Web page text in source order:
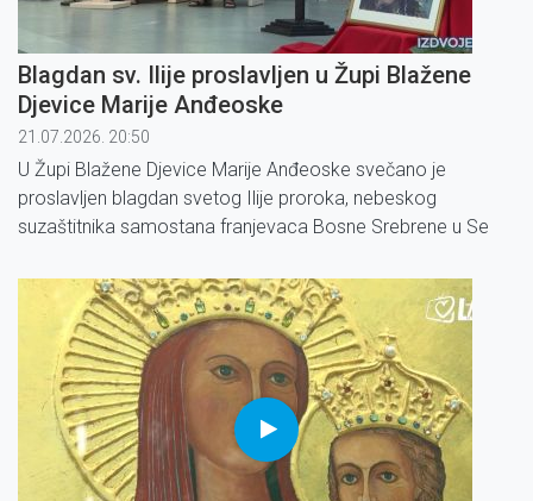
Blagdan sv. Ilije proslavljen u Župi Blažene
Djevice Marije Anđeoske
21.07.2026. 20:50
U Župi Blažene Djevice Marije Anđeoske svečano je
proslavljen blagdan svetog Ilije proroka, nebeskog
suzaštitnika samostana franjevaca Bosne Srebrene u Se